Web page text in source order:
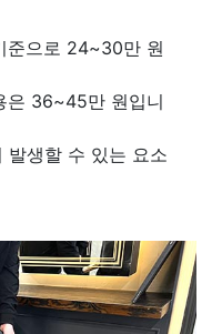
준으로 24~30만 원
은 36~45만 원입니
발생할 수 있는 요소